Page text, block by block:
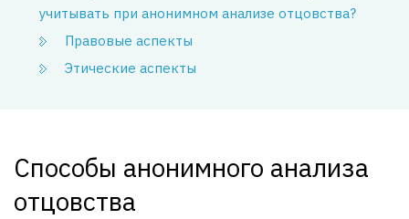
учитывать при анонимном анализе отцовства?
Правовые аспекты
Этические аспекты
Способы анонимного анализа
отцовства